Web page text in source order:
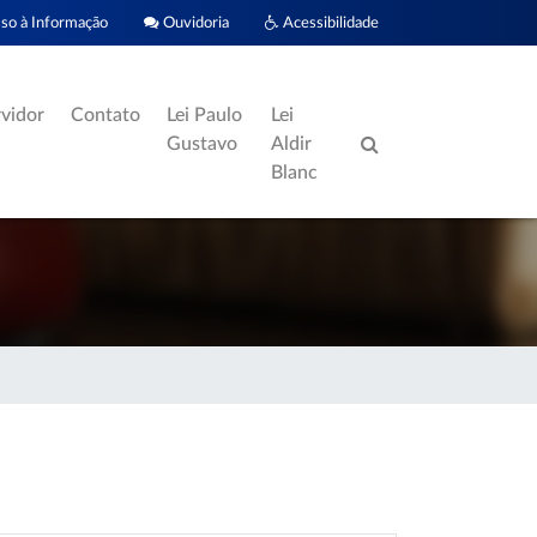
Acessibilidade
Ouvidoria
à Informação
Contato
Lei Paulo
Gustavo
Lei
Aldir
Blanc